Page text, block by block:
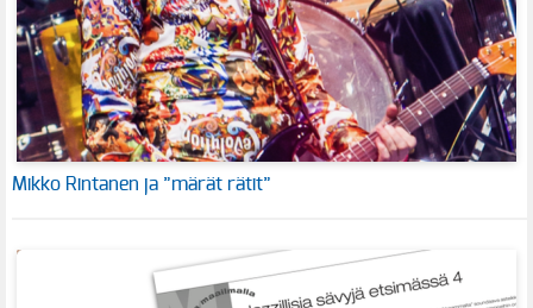
Mikko Rintanen ja ”märät rätit”